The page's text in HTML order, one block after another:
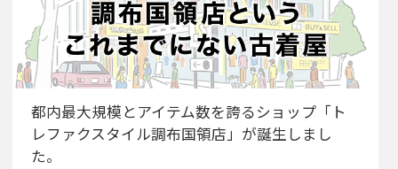
都内最大規模とアイテム数を誇るショップ「ト
レファクスタイル調布国領店」が誕生しまし
た。